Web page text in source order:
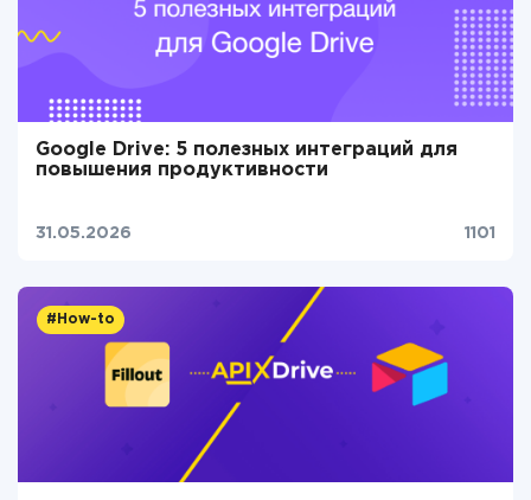
Google Drive: 5 полезных интеграций для
повышения продуктивности
31.05.2026 1101
#How-to